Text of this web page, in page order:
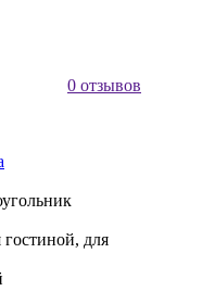
0 отзывов
гостиной, для